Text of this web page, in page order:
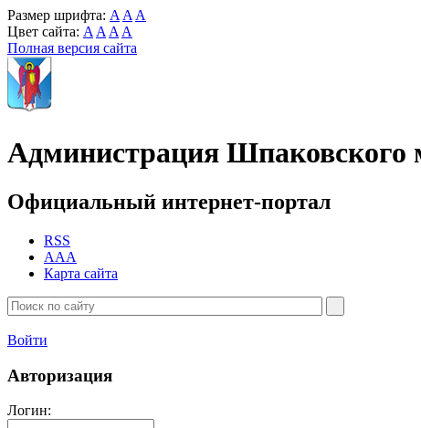
Размер шрифта: A A A
Цвет сайта: A A A A
Полная версия сайта
Администрация Шпаковского
Официальный интернет-портал
RSS
AAA
Карта сайта
Войти
Авторизация
Логин: